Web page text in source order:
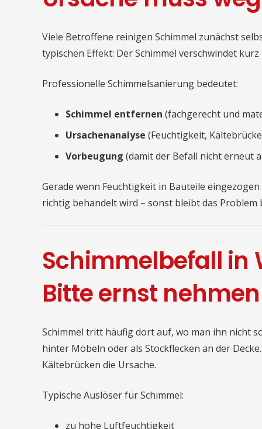
Viele Betroffene reinigen Schimmel zunächst
typischen Effekt: Der Schimmel verschwindet
Professionelle Schimmelsanierung bedeutet:
Schimmel entfernen (fachgerecht und
Ursachenanalyse (Feuchtigkeit,
Vorbeugung (damit der Befall nicht erneut
Gerade wenn Feuchtigkeit in Bauteile
richtig behandelt wird – sonst bleibt das Problem
Schimmelbefall in
Bitte ernst nehmen
Schimmel tritt häufig dort auf, wo man ihn nicht
hinter Möbeln oder als Stockflecken an der
Kältebrücken die Ursache.
Typische Auslöser für Schimmel:
zu hohe Luftfeuchtigkeit